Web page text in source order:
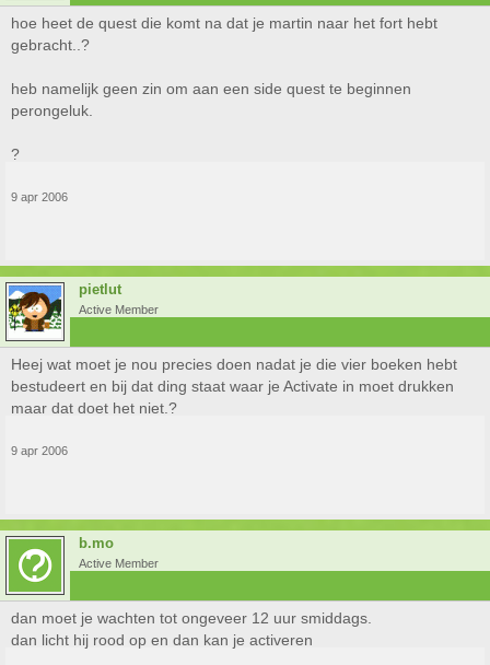
hoe heet de quest die komt na dat je martin naar het fort hebt
gebracht..?
heb namelijk geen zin om aan een side quest te beginnen
perongeluk.
?
9 apr 2006
pietlut
Active Member
Heej wat moet je nou precies doen nadat je die vier boeken hebt
bestudeert en bij dat ding staat waar je Activate in moet drukken
maar dat doet het niet.?
9 apr 2006
b.mo
Active Member
dan moet je wachten tot ongeveer 12 uur smiddags.
dan licht hij rood op en dan kan je activeren